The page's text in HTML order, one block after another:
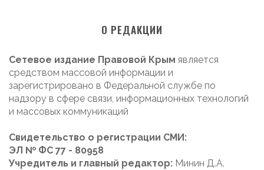
О РЕДАКЦИИ
Сетевое издание Правовой Крым является
средством массовой информации и
зарегистрировано в Федеральной службе по
надзору в сфере связи, информационных технологий
и массовых коммуникаций
Свидетельство о регистрации СМИ:
ЭЛ № ФС 77 - 80958
Учредитель и главный редактор: Минин Д.А.